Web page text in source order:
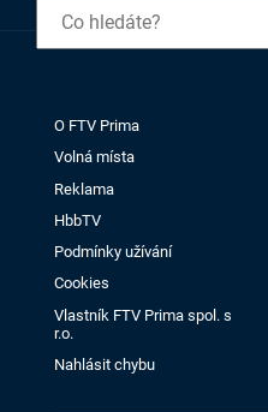
O FTV Prima
Volná místa
Reklama
HbbTV
Podmínky užívání
Cookies
Vlastník FTV Prima spol. s
r.o.
Nahlásit chybu